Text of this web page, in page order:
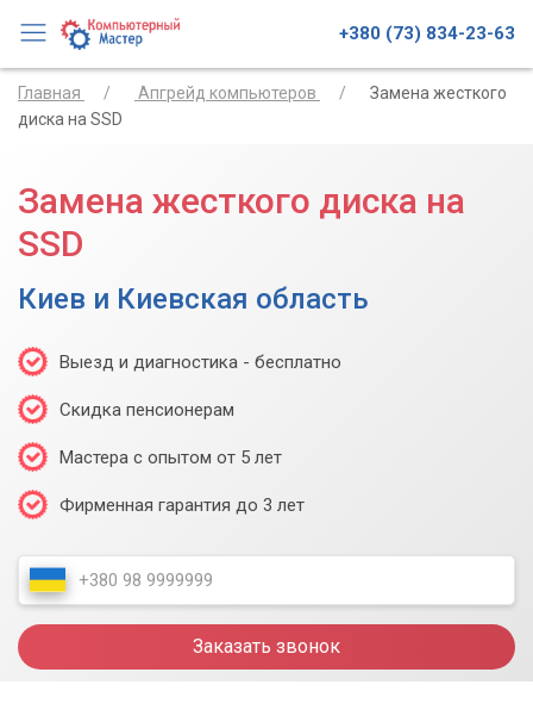
+380 (73) 834-23-63
Главная Апгрейд компьютеров
Замена жесткого
диска на SSD
Замена жесткого диска на
SSD
Киев и Киевская область
Выезд и диагностика - бесплатно
Скидка пенсионерам
Мастера с опытом от 5 лет
Фирменная гарантия до 3 лет
Заказать звонок